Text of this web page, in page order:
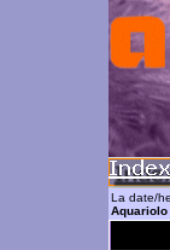
La date/
Aquariolo